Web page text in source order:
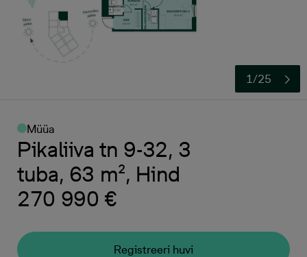
1/25
Müüa
Pikaliiva tn 9-32, 3
tuba, 63 m², Hind
270 990 €
Registreeri huvi